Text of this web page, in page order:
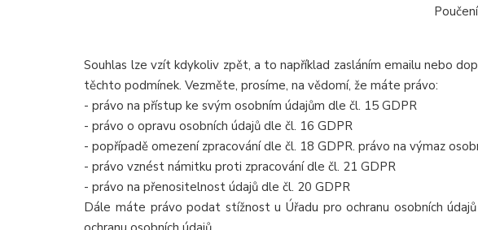
Poučení
Souhlas lze vzít kdykoliv zpět, a to například zasláním emailu nebo
těchto podmínek. Vezměte, prosíme, na vědomí, že máte právo:
- právo na přístup ke svým osobním údajům dle čl. 15 GDPR
- právo o opravu osobních údajů dle čl. 16 GDPR
- popřípadě omezení zpracování dle čl. 18 GDPR. právo na výmaz
- právo vznést námitku proti zpracování dle čl. 21 GDPR
- právo na přenositelnost údajů dle čl. 20 GDPR
Dále máte právo podat stížnost u Úřadu pro ochranu osobních